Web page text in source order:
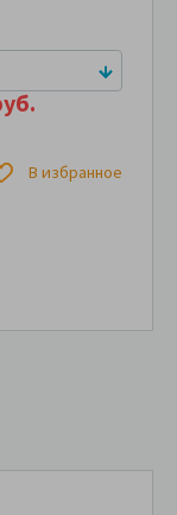
В избранное